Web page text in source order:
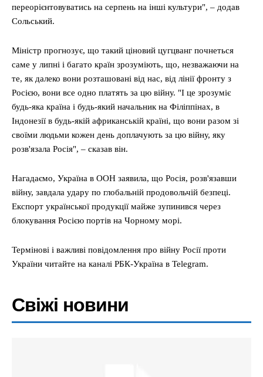
переорієнтовуватись на серпень на інші культури", – додав
Сольський.
Міністр прогнозує, що такий ціновий цугцванг почнеться
саме у липні і багато країн зрозуміють, що, незважаючи на
те, як далеко вони розташовані від нас, від лінії фронту з
Росією, вони все одно платять за цю війну. "І це зрозуміє
будь-яка країна і будь-який начальник на Філіппінах, в
Індонезії в будь-якій африканській країні, що вони разом зі
своїми людьми кожен день доплачують за цю війну, яку
розв'язала Росія", – сказав він.
Нагадаємо, Україна в ООН заявила, що Росія, розв'язавши
війну, завдала удару по глобальній продовольчій безпеці.
Експорт української продукції майже зупинився через
блокування Росією портів на Чорному морі.
Термінові і важливі повідомлення про війну Росії проти
України читайте на каналі РБК-Україна в Telegram.
Свіжі новини